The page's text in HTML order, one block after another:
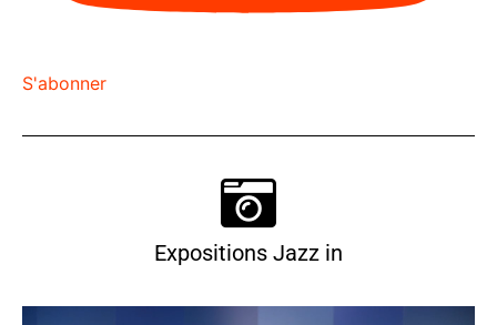
S'abonner
Expositions Jazz in